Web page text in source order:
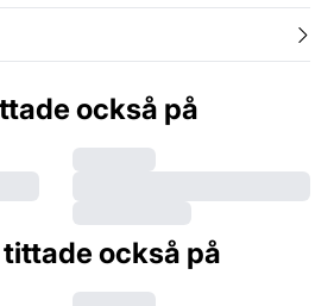
också på
också på